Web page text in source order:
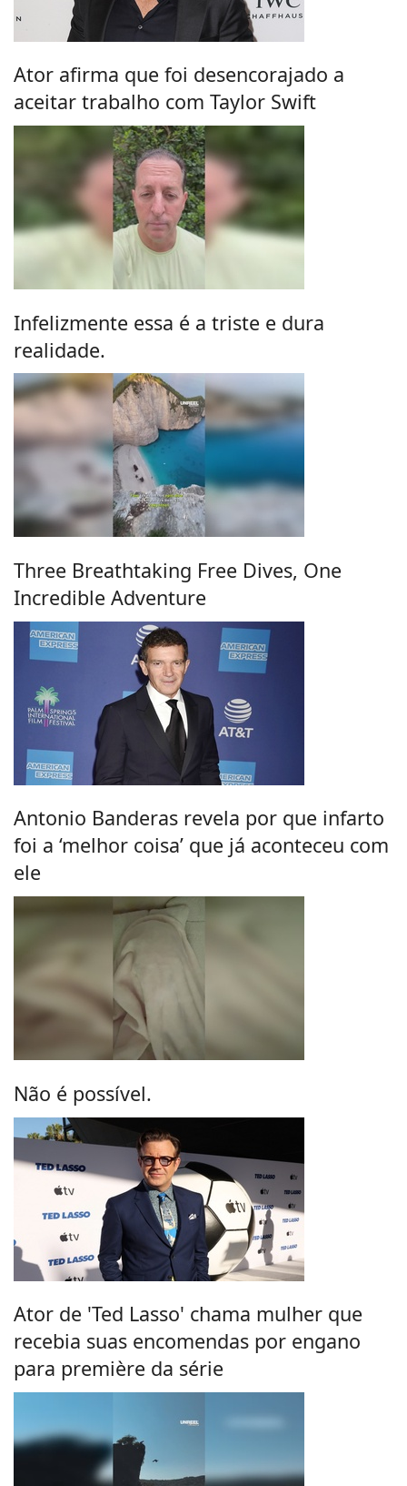
Ator afirma que foi desencorajado a
aceitar trabalho com Taylor Swift
Infelizmente essa é a triste e dura
realidade.
Three Breathtaking Free Dives, One
Incredible Adventure
Antonio Banderas revela por que infarto
foi a ‘melhor coisa’ que já aconteceu com
ele
Não é possível.
Ator de 'Ted Lasso' chama mulher que
recebia suas encomendas por engano
para première da série